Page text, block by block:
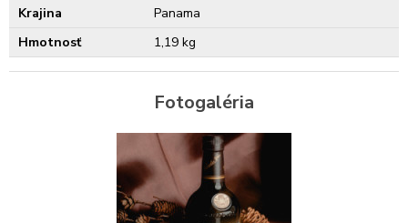
Krajina
Panama
Hmotnosť
1,19 kg
Fotogaléria